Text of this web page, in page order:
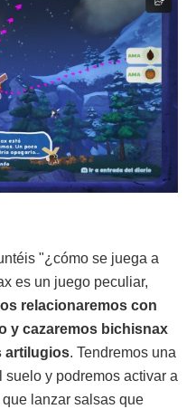
"¿cómo se juega a
es un juego peculiar,
relacionaremos con
y cazaremos bichisnax
artilugios. Tendremos una
y podremos activar a
lanzar salsas que